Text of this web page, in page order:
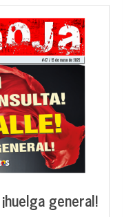
general!